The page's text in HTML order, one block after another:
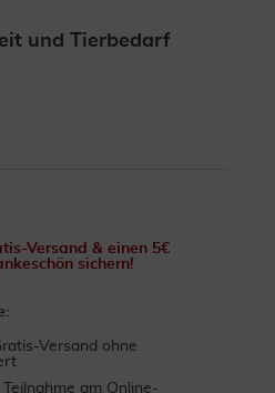
und Tierbedarf
Versand & einen 5€
sichern!
Versand ohne
am Online-